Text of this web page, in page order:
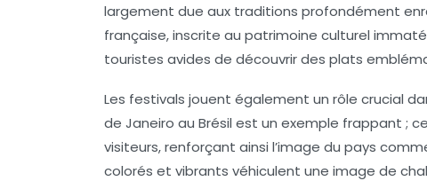
largement due aux traditions profondément
française, inscrite au patrimoine culturel
touristes avides de découvrir des plats
Les festivals jouent également un rôle crucial
de Janeiro au Brésil est un exemple frappant ;
visiteurs, renforçant ainsi l’image du pays
colorés et vibrants véhiculent une image de